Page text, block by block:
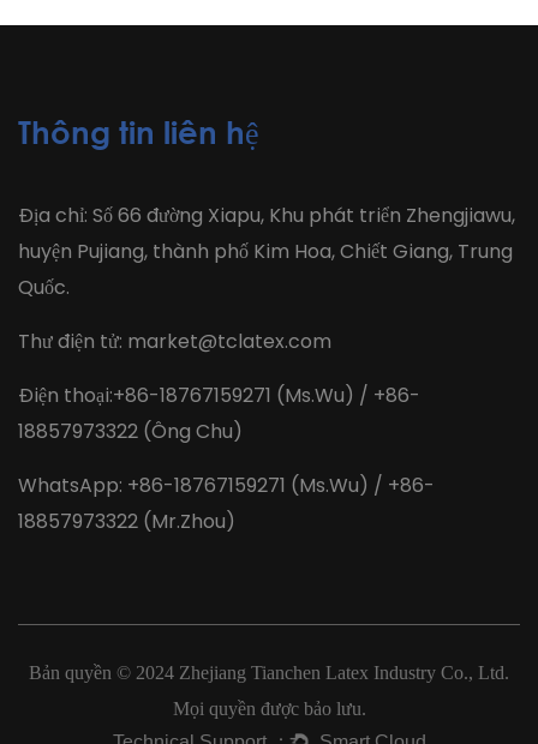
Thông tin liên hệ
Địa chỉ: Số 66 đường Xiapu, Khu phát triển Zhengjiawu,
huyện Pujiang, thành phố Kim Hoa, Chiết Giang, Trung
Quốc.
Thư điện tử: market@tclatex.com
Điện thoại:+86-18767159271 (Ms.Wu) / +86-
18857973322 (Ông Chu)
WhatsApp: +86-18767159271 (Ms.Wu) / +86-
18857973322 (Mr.Zhou)
Bản quyền © 2024 Zhejiang Tianchen Latex Industry Co., Ltd.
Mọi quyền được bảo lưu.